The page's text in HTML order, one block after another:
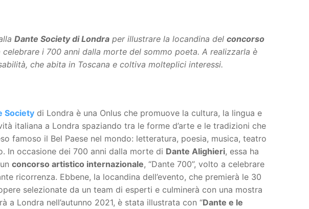
Dante Society di Londra per illustrare la locandina del concorso
celebrare i 700 anni dalla morte del sommo poeta. A realizzarla è
che abita in Toscana e coltiva molteplici interessi.
Societydi Londra è una Onlus che promuove la cultura, la lingua e
italiana a Londra spaziando tra le forme d’arte e le tradizioni che
famoso il Bel Paese nel mondo: letteratura, poesia, musica, teatro
In occasione dei 700 anni dalla morte di Dante Alighieri, essa ha
concorso artistico internazionale, “Dante 700”, volto a celebrare
ricorrenza. Ebbene, la locandina dell’evento, che premierà le 30
selezionate da un team di esperti e culminerà con una mostra
a Londra nell’autunno 2021, è stata illustrata con “Dante e le